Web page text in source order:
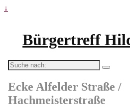
↓
Bürgertreff
Suche
nach:
Ecke Alfelder Straße /
Hachmeisterstraße